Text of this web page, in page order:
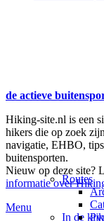
de actieve
Hiking-site.nl is een
hikers die op zoek
navigatie, EHBO,
buitensporten.
Nieuw op deze site?
informatie over
Menu
In de
Routes